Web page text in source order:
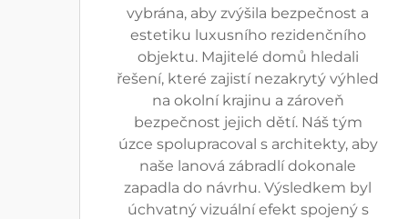
vybrána, aby zvýšila bezpečnost a
estetiku luxusního rezidenčního
objektu. Majitelé domů hledali
řešení, které zajistí nezakrytý výhled
na okolní krajinu a zároveň
bezpečnost jejich dětí. Náš tým
úzce spolupracoval s architekty, aby
naše lanová zábradlí dokonale
zapadla do návrhu. Výsledkem byl
úchvatný vizuální efekt spojený s